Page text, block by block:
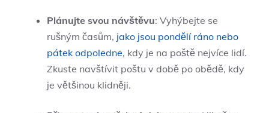
Plánujte svou návštěvu: Vyhýbejte se
rušným časům, jako jsou pondělí ráno nebo
pátek odpoledne, kdy je na poště nejvíce lidí.
Zkuste navštívit poštu v době po obědě, kdy
je většinou klidněji.